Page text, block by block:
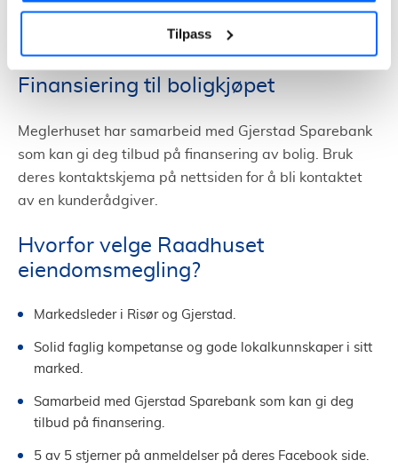
Tilpass
løpende i budrunden. Du finner budskjemaet på deres
Finansiering til boligkjøpet
Meglerhuset har samarbeid med Gjerstad Sparebank
som kan gi deg tilbud på finansering av bolig. Bruk
deres kontaktskjema på nettsiden for å bli kontaktet
av en kunderådgiver.
Hvorfor velge Raadhuset
eiendomsmegling?
Markedsleder i Risør og Gjerstad.
Solid faglig kompetanse og gode lokalkunnskaper i sitt
marked.
Samarbeid med Gjerstad Sparebank som kan gi deg
tilbud på finansering.
5 av 5 stjerner på anmeldelser på deres Facebook side.